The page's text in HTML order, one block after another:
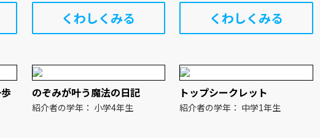
くわしくみる くわしくみる
のぞみが叶う魔法の日記
紹介者の学年： 小学4年生
トップシークレット
紹介者の学年： 中学1年生